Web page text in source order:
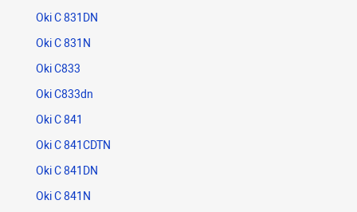
Oki C 831DN
Oki C 831N
Oki C833
Oki C833dn
Oki C 841
Oki C 841CDTN
Oki C 841DN
Oki C 841N